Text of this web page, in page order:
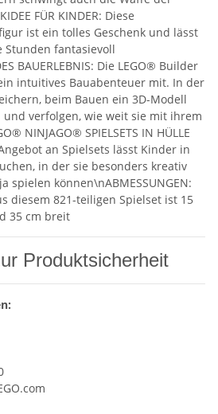
FÜR KINDER: Diese
ist ein tolles Geschenk und lässt
Stunden fantasievoll
BAUERLEBNIS: Die LEGO® Builder
intuitives Bauabenteuer mit. In der
beim Bauen ein 3D-Modell
verfolgen, wie weit sie mit ihrem
NINJAGO® SPIELSETS IN HÜLLE
an Spielsets lässt Kinder in
in der sie besonders kreativ
spielen können\nABMESSUNGEN:
diesem 821-teiligen Spielset ist 15
35 cm breit
Produktsicherheit